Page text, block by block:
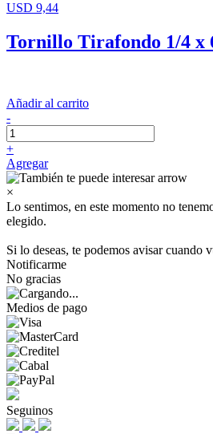
USD 9,44
Tornillo Tirafondo 1/4 x
Añadir al carrito
-
+
Agregar
×
Lo sentimos, en este momento no
elegido.
Si lo deseas, te podemos avisar cuando
Notificarme
No gracias
Medios de pago
Seguinos